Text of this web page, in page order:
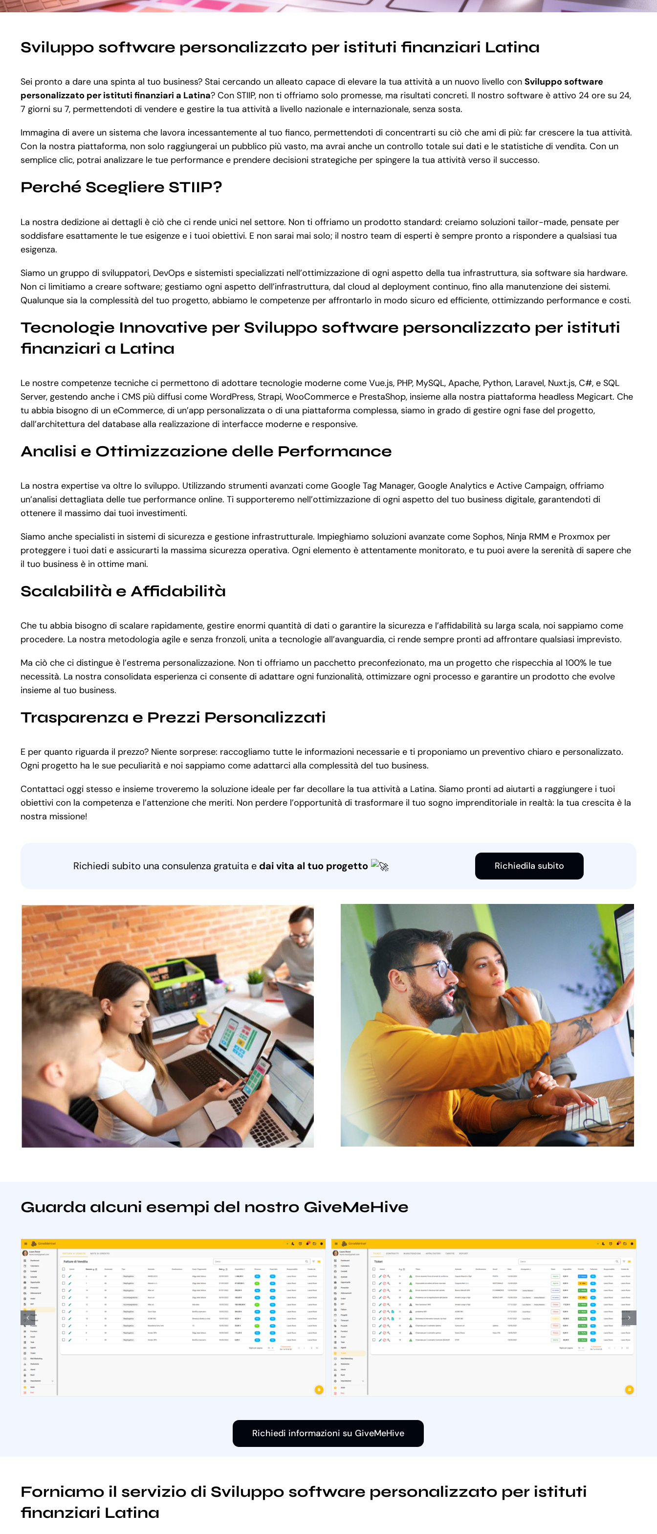
Sviluppo software personalizzato per istituti finanziari Latina
Sei pronto a dare una spinta al tuo business? Stai cercando un alleato capace di elevare la tua attività a un nuovo livello con Sviluppo software
personalizzato per istituti finanziari a Latina? Con STIIP, non ti offriamo solo promesse, ma risultati concreti. Il nostro software è attivo 24 ore su 24,
7 giorni su 7, permettendoti di vendere e gestire la tua attività a livello nazionale e internazionale, senza sosta.
Immagina di avere un sistema che lavora incessantemente al tuo fianco, permettendoti di concentrarti su ciò che ami di più: far crescere la tua attività.
Con la nostra piattaforma, non solo raggiungerai un pubblico più vasto, ma avrai anche un controllo totale sui dati e le statistiche di vendita. Con un
semplice clic, potrai analizzare le tue performance e prendere decisioni strategiche per spingere la tua attività verso il successo.
Perché Scegliere STIIP?
La nostra dedizione ai dettagli è ciò che ci rende unici nel settore. Non ti offriamo un prodotto standard: creiamo soluzioni tailor-made, pensate per
soddisfare esattamente le tue esigenze e i tuoi obiettivi. E non sarai mai solo; il nostro team di esperti è sempre pronto a rispondere a qualsiasi tua
esigenza.
Siamo un gruppo di sviluppatori, DevOps e sistemisti specializzati nell’ottimizzazione di ogni aspetto della tua infrastruttura, sia software sia hardware.
Non ci limitiamo a creare software; gestiamo ogni aspetto dell’infrastruttura, dal cloud al deployment continuo, fino alla manutenzione dei sistemi.
Qualunque sia la complessità del tuo progetto, abbiamo le competenze per affrontarlo in modo sicuro ed efficiente, ottimizzando performance e costi.
Tecnologie Innovative per Sviluppo software personalizzato per istituti
finanziari a Latina
Le nostre competenze tecniche ci permettono di adottare tecnologie moderne come Vue.js, PHP, MySQL, Apache, Python, Laravel, Nuxt.js, C#, e SQL
Server, gestendo anche i CMS più diffusi come WordPress, Strapi, WooCommerce e PrestaShop, insieme alla nostra piattaforma headless Megicart. Che
tu abbia bisogno di un eCommerce, di un’app personalizzata o di una piattaforma complessa, siamo in grado di gestire ogni fase del progetto,
dall’architettura del database alla realizzazione di interfacce moderne e responsive.
Analisi e Ottimizzazione delle Performance
La nostra expertise va oltre lo sviluppo. Utilizzando strumenti avanzati come Google Tag Manager, Google Analytics e Active Campaign, offriamo
un’analisi dettagliata delle tue performance online. Ti supporteremo nell’ottimizzazione di ogni aspetto del tuo business digitale, garantendoti di
ottenere il massimo dai tuoi investimenti.
Siamo anche specialisti in sistemi di sicurezza e gestione infrastrutturale. Impieghiamo soluzioni avanzate come Sophos, Ninja RMM e Proxmox per
proteggere i tuoi dati e assicurarti la massima sicurezza operativa. Ogni elemento è attentamente monitorato, e tu puoi avere la serenità di sapere che
il tuo business è in ottime mani.
Scalabilità e Affidabilità
Che tu abbia bisogno di scalare rapidamente, gestire enormi quantità di dati o garantire la sicurezza e l’affidabilità su larga scala, noi sappiamo come
procedere. La nostra metodologia agile e senza fronzoli, unita a tecnologie all’avanguardia, ci rende sempre pronti ad affrontare qualsiasi imprevisto.
Ma ciò che ci distingue è l’estrema personalizzazione. Non ti offriamo un pacchetto preconfezionato, ma un progetto che rispecchia al 100% le tue
necessità. La nostra consolidata esperienza ci consente di adattare ogni funzionalità, ottimizzare ogni processo e garantire un prodotto che evolve
insieme al tuo business.
Trasparenza e Prezzi Personalizzati
E per quanto riguarda il prezzo? Niente sorprese: raccogliamo tutte le informazioni necessarie e ti proponiamo un preventivo chiaro e personalizzato.
Ogni progetto ha le sue peculiarità e noi sappiamo come adattarci alla complessità del tuo business.
Contattaci oggi stesso e insieme troveremo la soluzione ideale per far decollare la tua attività a Latina. Siamo pronti ad aiutarti a raggiungere i tuoi
obiettivi con la competenza e l’attenzione che meriti. Non perdere l’opportunità di trasformare il tuo sogno imprenditoriale in realtà: la tua crescita è la
nostra missione!
Richiedi subito una consulenza gratuita e dai vita al tuo progetto Richiedila subito
Guarda alcuni esempi del nostro GiveMeHive
Richiedi informazioni su GiveMeHive
Forniamo il servizio di Sviluppo software personalizzato per istituti
finanziari Latina